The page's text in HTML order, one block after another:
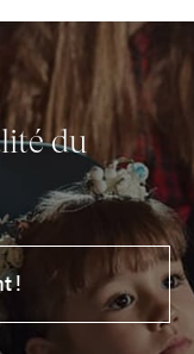
du
!